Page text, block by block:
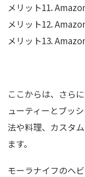
メリット11.
メリット12.
メリット13.
ここからは、さら
ューティーとブッ
法や料理、カスタ
ます。
モーラナイフのヘ